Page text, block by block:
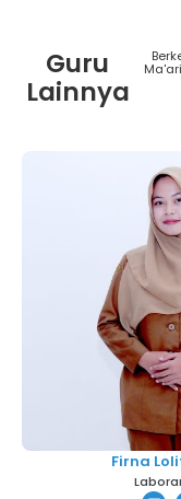
Guru
Lainnya
Firna